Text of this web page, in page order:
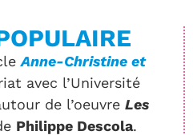
Anne-Christine et
avec l’Université
de l’oeuvre Les
Philippe Descola.